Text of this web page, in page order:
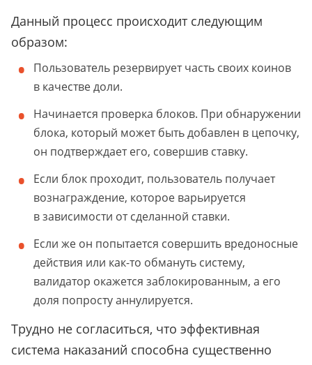
Данный процесс происходит следующим
образом:
Пользователь резервирует часть своих коинов
в качестве доли.
Начинается проверка блоков. При обнаружении
блока, который может быть добавлен в цепочку,
он подтверждает его, совершив ставку.
Если блок проходит, пользователь получает
вознаграждение, которое варьируется
в зависимости от сделанной ставки.
Если же он попытается совершить вредоносные
действия или как-то обмануть систему,
валидатор окажется заблокированным, а его
доля попросту аннулируется.
Трудно не согласиться, что эффективная
система наказаний способна существенно